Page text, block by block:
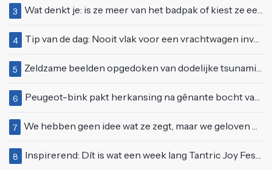
3 Wat denkt je: is ze meer van het badpak of kiest ze eerder voor een bikini?
4 Tip van de dag: Nooit vlak voor een vrachtwagen invoegen
5 Zeldzame beelden opgedoken van dodelijke tsunami uit 2004
6 Peugeot-bink pakt herkansing na gênante bocht van 180 graden bij verkeerslicht
7 We hebben geen idee wat ze zegt, maar we geloven haar helemaal!
8 Inspirerend: Dít is wat een week lang Tantric Joy Festival met je doet